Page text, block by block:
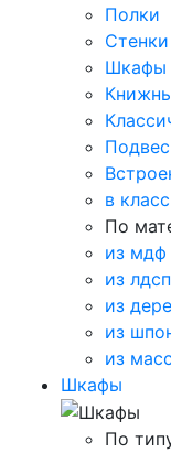
Полки
Шкафы
в
По
из мдф
из лдсп
из
из
из
Шкафы
По